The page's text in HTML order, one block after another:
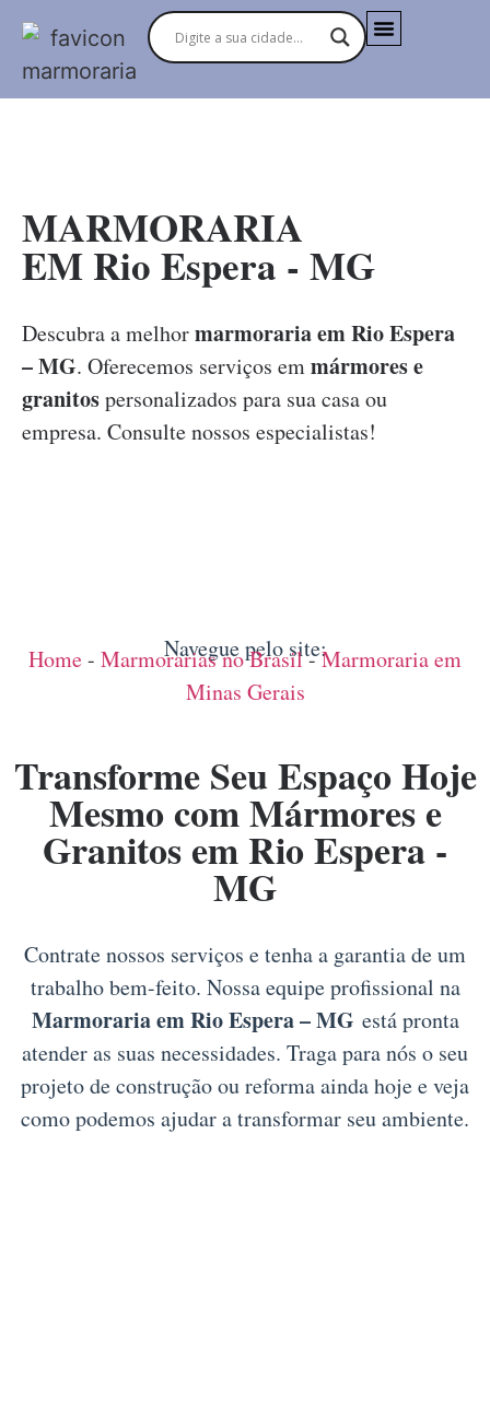
MARMORARIA
EM Rio Espera - MG
Descubra a melhormarmoraria em Rio Espera
– MG. Oferecemos serviços emmármores e
granitospersonalizados para sua casa ou
empresa. Consulte nossos especialistas!
Navegue pelo site:
Home- Marmorarias no Brasil-Marmoraria em
Minas Gerais
Transforme Seu Espaço Hoje
Mesmo com Mármores e
Granitos em Rio Espera -
MG
Contrate nossos serviços e tenha a garantia de um
trabalho bem-feito. Nossa equipe profissional na
Marmoraria em Rio Espera – MG está pronta
atender as suas necessidades. Traga para nós o seu
projeto de construção ou reforma ainda hoje e veja
como podemos ajudar a transformar seu ambiente.